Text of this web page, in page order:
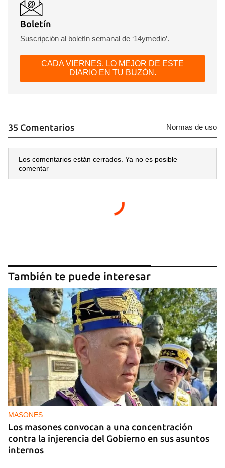
Boletín
Suscripción al boletín semanal de ‘14ymedio’.
CADA VIERNES, LO MEJOR DE ESTE
DIARIO EN TU BUZÓN.
35 Comentarios Normas de uso
Los comentarios están cerrados. Ya no es posible
comentar
También te puede interesar
MASONES
Los masones convocan a una concentración
contra la injerencia del Gobierno en sus asuntos
internos